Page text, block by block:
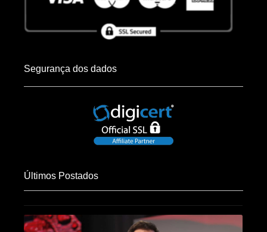
Segurança dos dados
Últimos Postados